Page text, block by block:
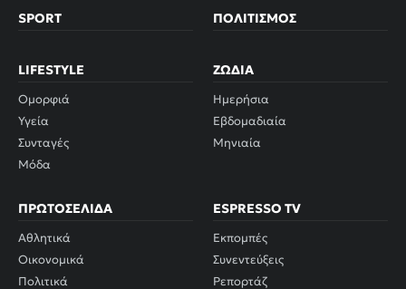
SPORT ΠΟΛΙΤΙΣΜΌΣ
LIFESTYLE
Ομορφιά
Υγεία
Συνταγές
Μόδα
ΖΏΔΙΑ
Ημερήσια
Εβδομαδιαία
Μηνιαία
ΠΡΩΤΟΣΈΛΙΔΑ
Αθλητικά
Οικονομικά
Πολιτικά
ESPRESSO TV
Εκπομπές
Συνεντεύξεις
Ρεπορτάζ